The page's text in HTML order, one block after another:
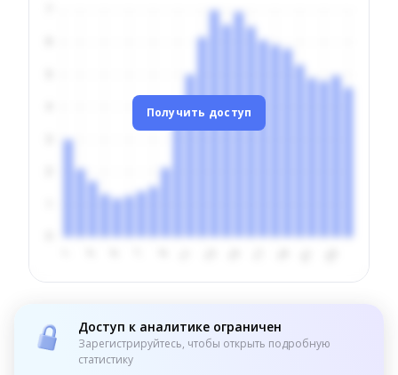
Получить доступ
Доступ к аналитике ограничен
Зарегистрируйтесь, чтобы открыть подробную
статистику